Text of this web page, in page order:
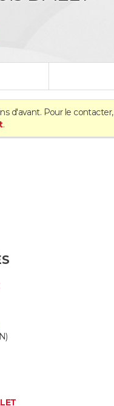
d'avant. Pour le contacter,
.